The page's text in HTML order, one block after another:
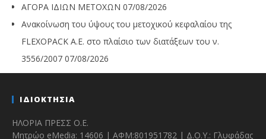
ΑΓΟΡΑ ΙΔΙΩΝ ΜΕΤΟΧΩΝ 07/08/2026
Ανακοίνωση του ύψους του μετοχικού κεφαλαίου της
FLEXOPACK A.E. στο πλαίσιο των διατάξεων του ν.
3556/2007 07/08/2026
ΙΔΙΟΚΤΗΣΙΑ
ΗΛΟΡΙΑ ΠΡΕΣΣ Ο.Ε.
Μητρώο eMedia: 14606 | ΑΦΜ:801951782 | Δ.Ο.Υ.: Γλυφάδας